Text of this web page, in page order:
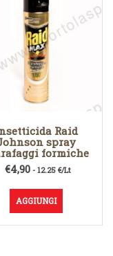
Raid
spray
formiche
€4,90- 12.25 €/Lt
AGGIUNGI